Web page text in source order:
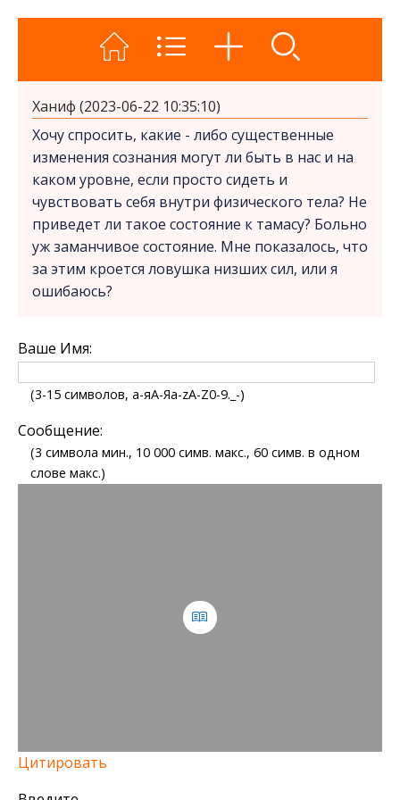
Ханиф (2023-06-22 10:35:10)
Хочу спросить, какие - либо существенные
изменения сознания могут ли быть в нас и на
каком уровне, если просто сидеть и
чувствовать себя внутри физического тела? Не
приведет ли такое состояние к тамасу? Больно
уж заманчивое состояние. Мне показалось, что
за этим кроется ловушка низших сил, или я
ошибаюсь?
Ваше Имя:
(3-15 символов, а-яА-Яa-zA-Z0-9._-)
Сообщение:
(3 символа мин., 10 000 симв. макс., 60 симв. в одном
слове макс.)
Цитировать